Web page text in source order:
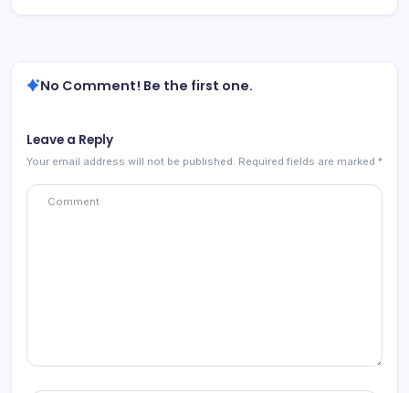
No Comment! Be the first one.
Leave a Reply
Your email address will not be published. Required fields are marked *